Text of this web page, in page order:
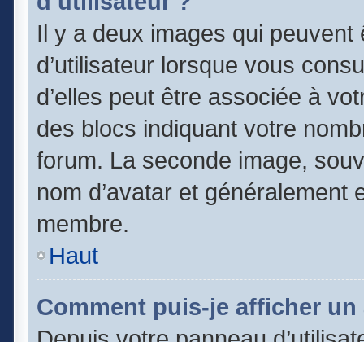
Il y a deux images qui
d’utilisateur lorsque vous
d’elles peut être associée à
des blocs indiquant votre
forum. La seconde image,
nom d’avatar et
membre.
Haut
Comment puis-je afficher un